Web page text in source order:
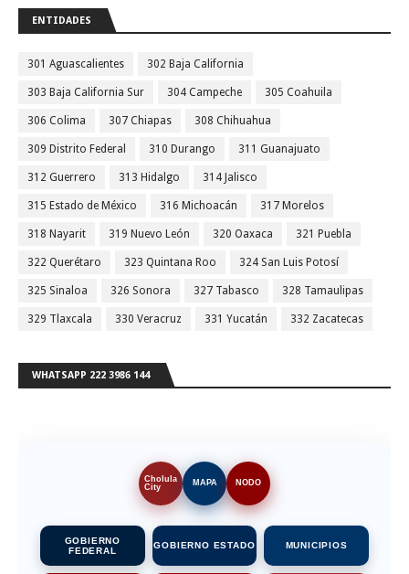
ENTIDADES
301 Aguascalientes 302 Baja California
303 Baja California Sur 304 Campeche 305 Coahuila
306 Colima 307 Chiapas 308 Chihuahua
309 Distrito Federal 310 Durango 311 Guanajuato
312 Guerrero 313 Hidalgo 314 Jalisco
315 Estado de México 316 Michoacán 317 Morelos
318 Nayarit 319 Nuevo León 320 Oaxaca 321 Puebla
322 Querétaro 323 Quintana Roo 324 San Luis Potosí
325 Sinaloa 326 Sonora 327 Tabasco 328 Tamaulipas
329 Tlaxcala 330 Veracruz 331 Yucatán 332 Zacatecas
WHATSAPP 222 3986 144
Cholula
City
MAPA NODO
GOBIERNO
FEDERAL
GOBIERNO ESTADO MUNICIPIOS